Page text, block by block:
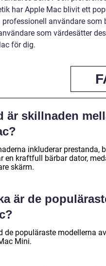
har Apple Mac blivit ett
professionell användare som
som värdesätter
för dig.
är skillnaden
inkluderar prestanda,
en kraftfull bärbar dator,
skärm.
är de
de populäraste modellerna
Mini.